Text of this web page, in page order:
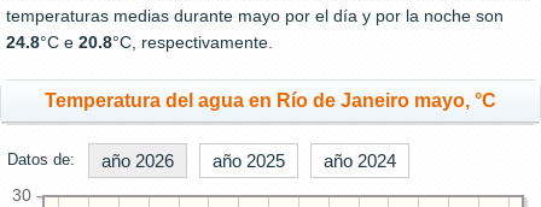
temperaturas medias durante mayo por el día y por la noche son
24.8°C e 20.8°C, respectivamente.
Temperatura del agua en Río de Janeiro mayo, °C
Datos de: año 2026 año 2025 año 2024
30